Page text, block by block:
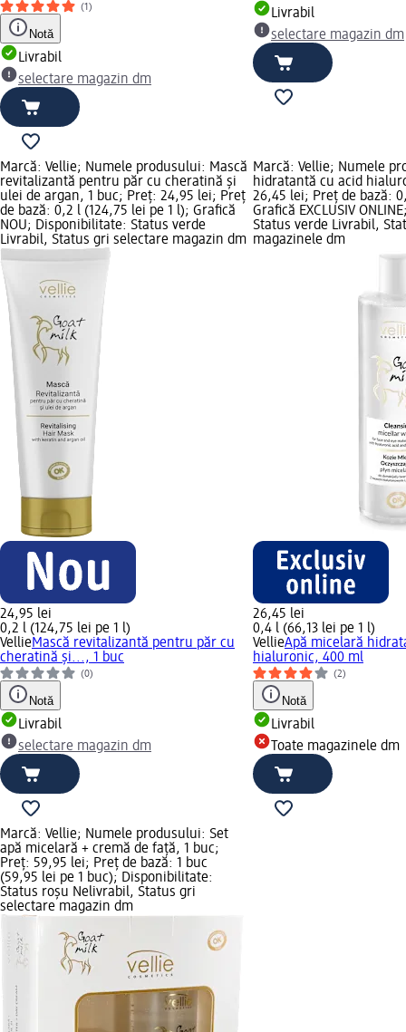
(1)
Notă
Livrabil
selectare magazin dm
Livrabil
selectare magazin dm
Marcă: Vellie; Numele produsului: Mască
revitalizantă pentru păr cu cheratină și
ulei de argan, 1 buc; Preț: 24,95 lei; Preț
de bază: 0,2 l (124,75 lei pe 1 l); Grafică
NOU; Disponibilitate: Status verde
Livrabil, Status gri selectare magazin dm
24,95 lei
0,2 l (124,75 lei pe 1 l)
VellieMască revitalizantă pentru păr cu
cheratină și..., 1 buc
(0)
Notă
Livrabil
selectare magazin dm
Marcă: Vellie; Numele
hidratantă cu acid
26,45 lei; Preț de bază:
Grafică EXCLUSIV
Status verde Livrabil,
magazinele dm
26,45 lei
0,4 l (66,13 lei pe 1 l)
VellieApă micelară
hialuronic, 400 ml
(2)
Notă
Livrabil
Toate magazinele dm
Marcă: Vellie; Numele produsului: Set
apă micelară + cremă de față, 1 buc;
Preț: 59,95 lei; Preț de bază: 1 buc
(59,95 lei pe 1 buc); Disponibilitate:
Status roșu Nelivrabil, Status gri
selectare magazin dm